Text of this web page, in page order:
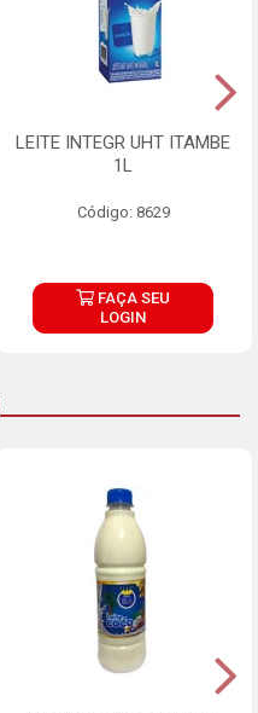
LEITE INTEGR UHT ITAMBE
1L
Código: 8629
FAÇA SEU
LOGIN